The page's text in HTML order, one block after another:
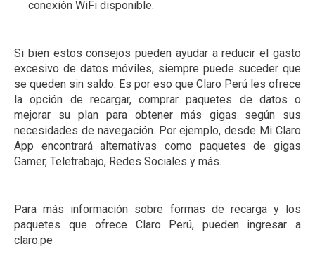
conexión WiFi disponible.
Si bien estos consejos pueden ayudar a reducir el gasto
excesivo de datos móviles, siempre puede suceder que
se queden sin saldo. Es por eso que Claro Perú les ofrece
la opción de recargar, comprar paquetes de datos o
mejorar su plan para obtener más gigas según sus
necesidades de navegación. Por ejemplo, desde Mi Claro
App encontrará alternativas como paquetes de gigas
Gamer, Teletrabajo, Redes Sociales y más.
Para más información sobre formas de recarga y los
paquetes que ofrece Claro Perú, pueden ingresar a
claro.pe